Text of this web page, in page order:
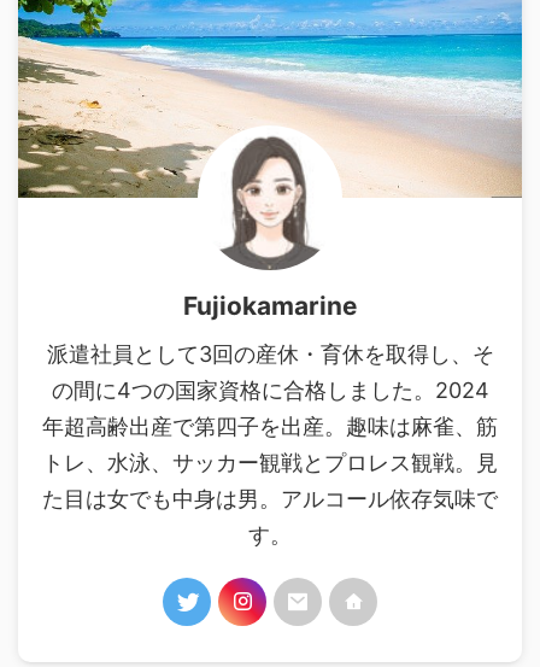
Fujiokamarine
派遣社員として3回の産休・育休を取得し、そ
の間に4つの国家資格に合格しました。2024
年超高齢出産で第四子を出産。趣味は麻雀、筋
トレ、水泳、サッカー観戦とプロレス観戦。見
た目は女でも中身は男。アルコール依存気味で
す。